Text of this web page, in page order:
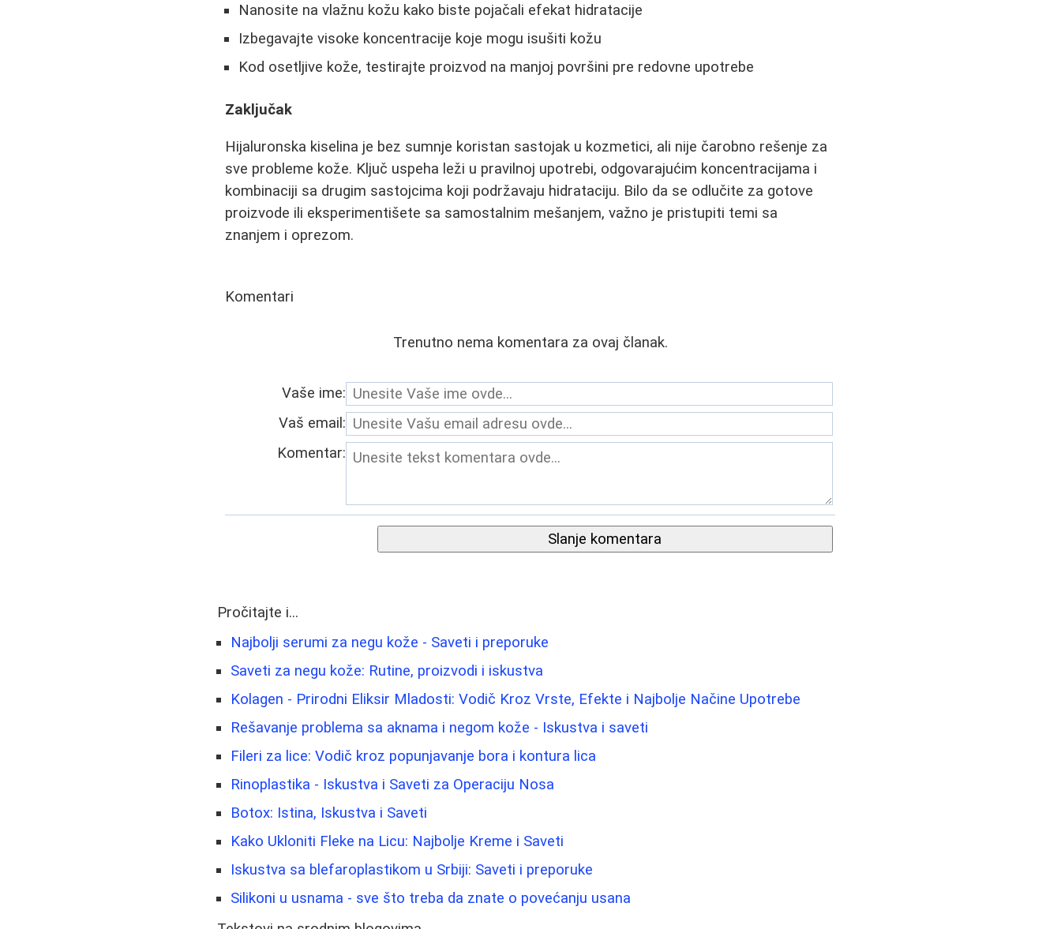
Nanosite na vlažnu kožu kako biste pojačali efekat hidratacije
Izbegavajte visoke koncentracije koje mogu isušiti kožu
Kod osetljive kože, testirajte proizvod na manjoj površini pre redovne upotrebe
Zaključak
Hijaluronska kiselina je bez sumnje koristan sastojak u kozmetici, ali nije čarobno rešenje za
sve probleme kože. Ključ uspeha leži u pravilnoj upotrebi, odgovarajućim koncentracijama i
kombinaciji sa drugim sastojcima koji podržavaju hidrataciju. Bilo da se odlučite za gotove
proizvode ili eksperimentišete sa samostalnim mešanjem, važno je pristupiti temi sa
znanjem i oprezom.
Komentari
Trenutno nema komentara za ovaj članak.
Vaše ime:
Vaš email:
Komentar:
Slanje komentara
Pročitajte i...
Najbolji serumi za negu kože - Saveti i preporuke
Saveti za negu kože: Rutine, proizvodi i iskustva
Kolagen - Prirodni Eliksir Mladosti: Vodič Kroz Vrste, Efekte i Najbolje Načine Upotrebe
Rešavanje problema sa aknama i negom kože - Iskustva i saveti
Fileri za lice: Vodič kroz popunjavanje bora i kontura lica
Rinoplastika - Iskustva i Saveti za Operaciju Nosa
Botox: Istina, Iskustva i Saveti
Kako Ukloniti Fleke na Licu: Najbolje Kreme i Saveti
Iskustva sa blefaroplastikom u Srbiji: Saveti i preporuke
Silikoni u usnama - sve što treba da znate o povećanju usana